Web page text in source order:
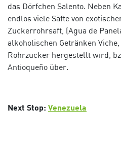
das Dörfchen Salento. Neben
endlos viele Säfte von
Zuckerrohrsaft, (Agua de
alkoholischen Getränken Viche
Rohrzucker hergestellt wird,
Antioqueño über.
Next Stop: Venezuela